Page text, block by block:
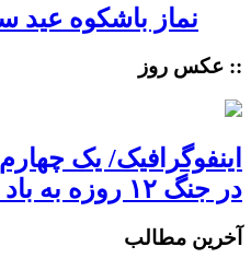
نماز باشکوه عید
:: عکس روز
اینفوگرافیک/ یک
در جنگ ۱۲ روزه به باد رفت
آخرین مطالب